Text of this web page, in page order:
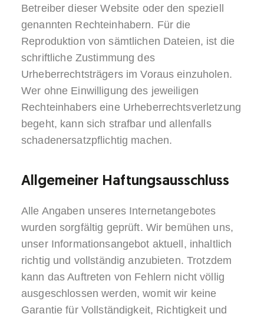
Betreiber dieser Website oder den speziell
genannten Rechteinhabern. Für die
Reproduktion von sämtlichen Dateien, ist die
schriftliche Zustimmung des
Urheberrechtsträgers im Voraus einzuholen.
Wer ohne Einwilligung des jeweiligen
Rechteinhabers eine Urheberrechtsverletzung
begeht, kann sich strafbar und allenfalls
schadenersatzpflichtig machen.
Allgemeiner Haftungsausschluss
Alle Angaben unseres Internetangebotes
wurden sorgfältig geprüft. Wir bemühen uns,
unser Informationsangebot aktuell, inhaltlich
richtig und vollständig anzubieten. Trotzdem
kann das Auftreten von Fehlern nicht völlig
ausgeschlossen werden, womit wir keine
Garantie für Vollständigkeit, Richtigkeit und